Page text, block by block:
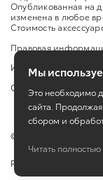
Опубликованная на
изменена в любое
Стоимость
Правовая
Изменить настройку
Сбросить cookie
©
Работает на
Мы
Это необходимо
сайта. Продолжая
сбором и
Читать полностью